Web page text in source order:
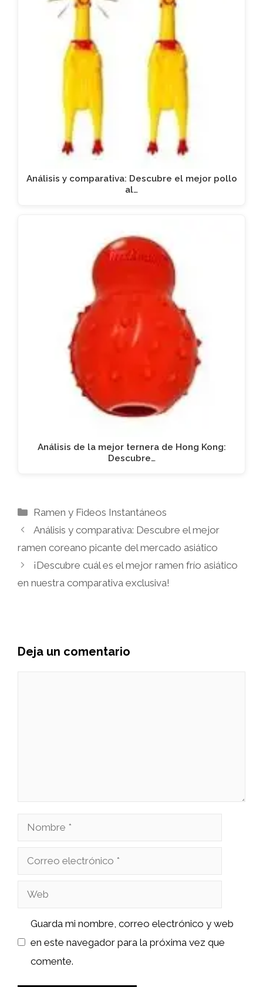
Análisis y comparativa: Descubre el mejor pollo
al…
Análisis de la mejor ternera de Hong Kong:
Descubre…
Categorías
Ramen y Fideos Instantáneos
Análisis y comparativa: Descubre el mejor
ramen coreano picante del mercado asiático
¡Descubre cuál es el mejor ramen frío asiático
en nuestra comparativa exclusiva!
Deja un comentario
Nombre
Correo
Web
Guarda mi nombre, correo electrónico y web
en este navegador para la próxima vez que
comente.